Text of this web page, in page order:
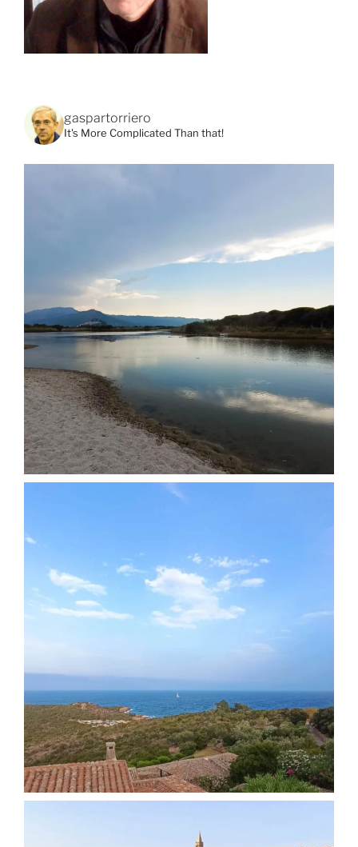
gaspartorriero
It's More Complicated Than that!